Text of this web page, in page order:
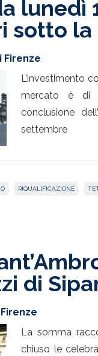
lunedì
sotto
Firenze
L’investimento
mercato è di
conclusione
settembre
RIQUALIFICAZIONE
di
La somma
chiuso le